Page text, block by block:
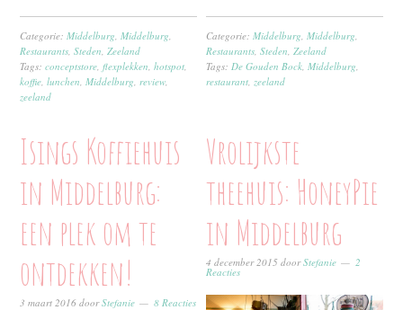
Categorie:Middelburg ,Middelburg
Restaurants ,Steden Zeeland
Tags:conceptstore ,flexplekken ,hotspot
koffie ,lunchen ,Middelburg review
zeeland
Categorie:Middelburg ,Middelburg
Restaurants ,Steden Zeeland
Tags: De Gouden Bock ,Middelburg
restaurant zeeland
Isings Koffiehuis
in Middelburg:
een plek om te
ontdekken!
3 maart 2016 doorStefanie 8 Reacties
Vrolijkste
theehuis: HoneyPie
in Middelburg
4 december 2015 doorStefanie 2
Reacties